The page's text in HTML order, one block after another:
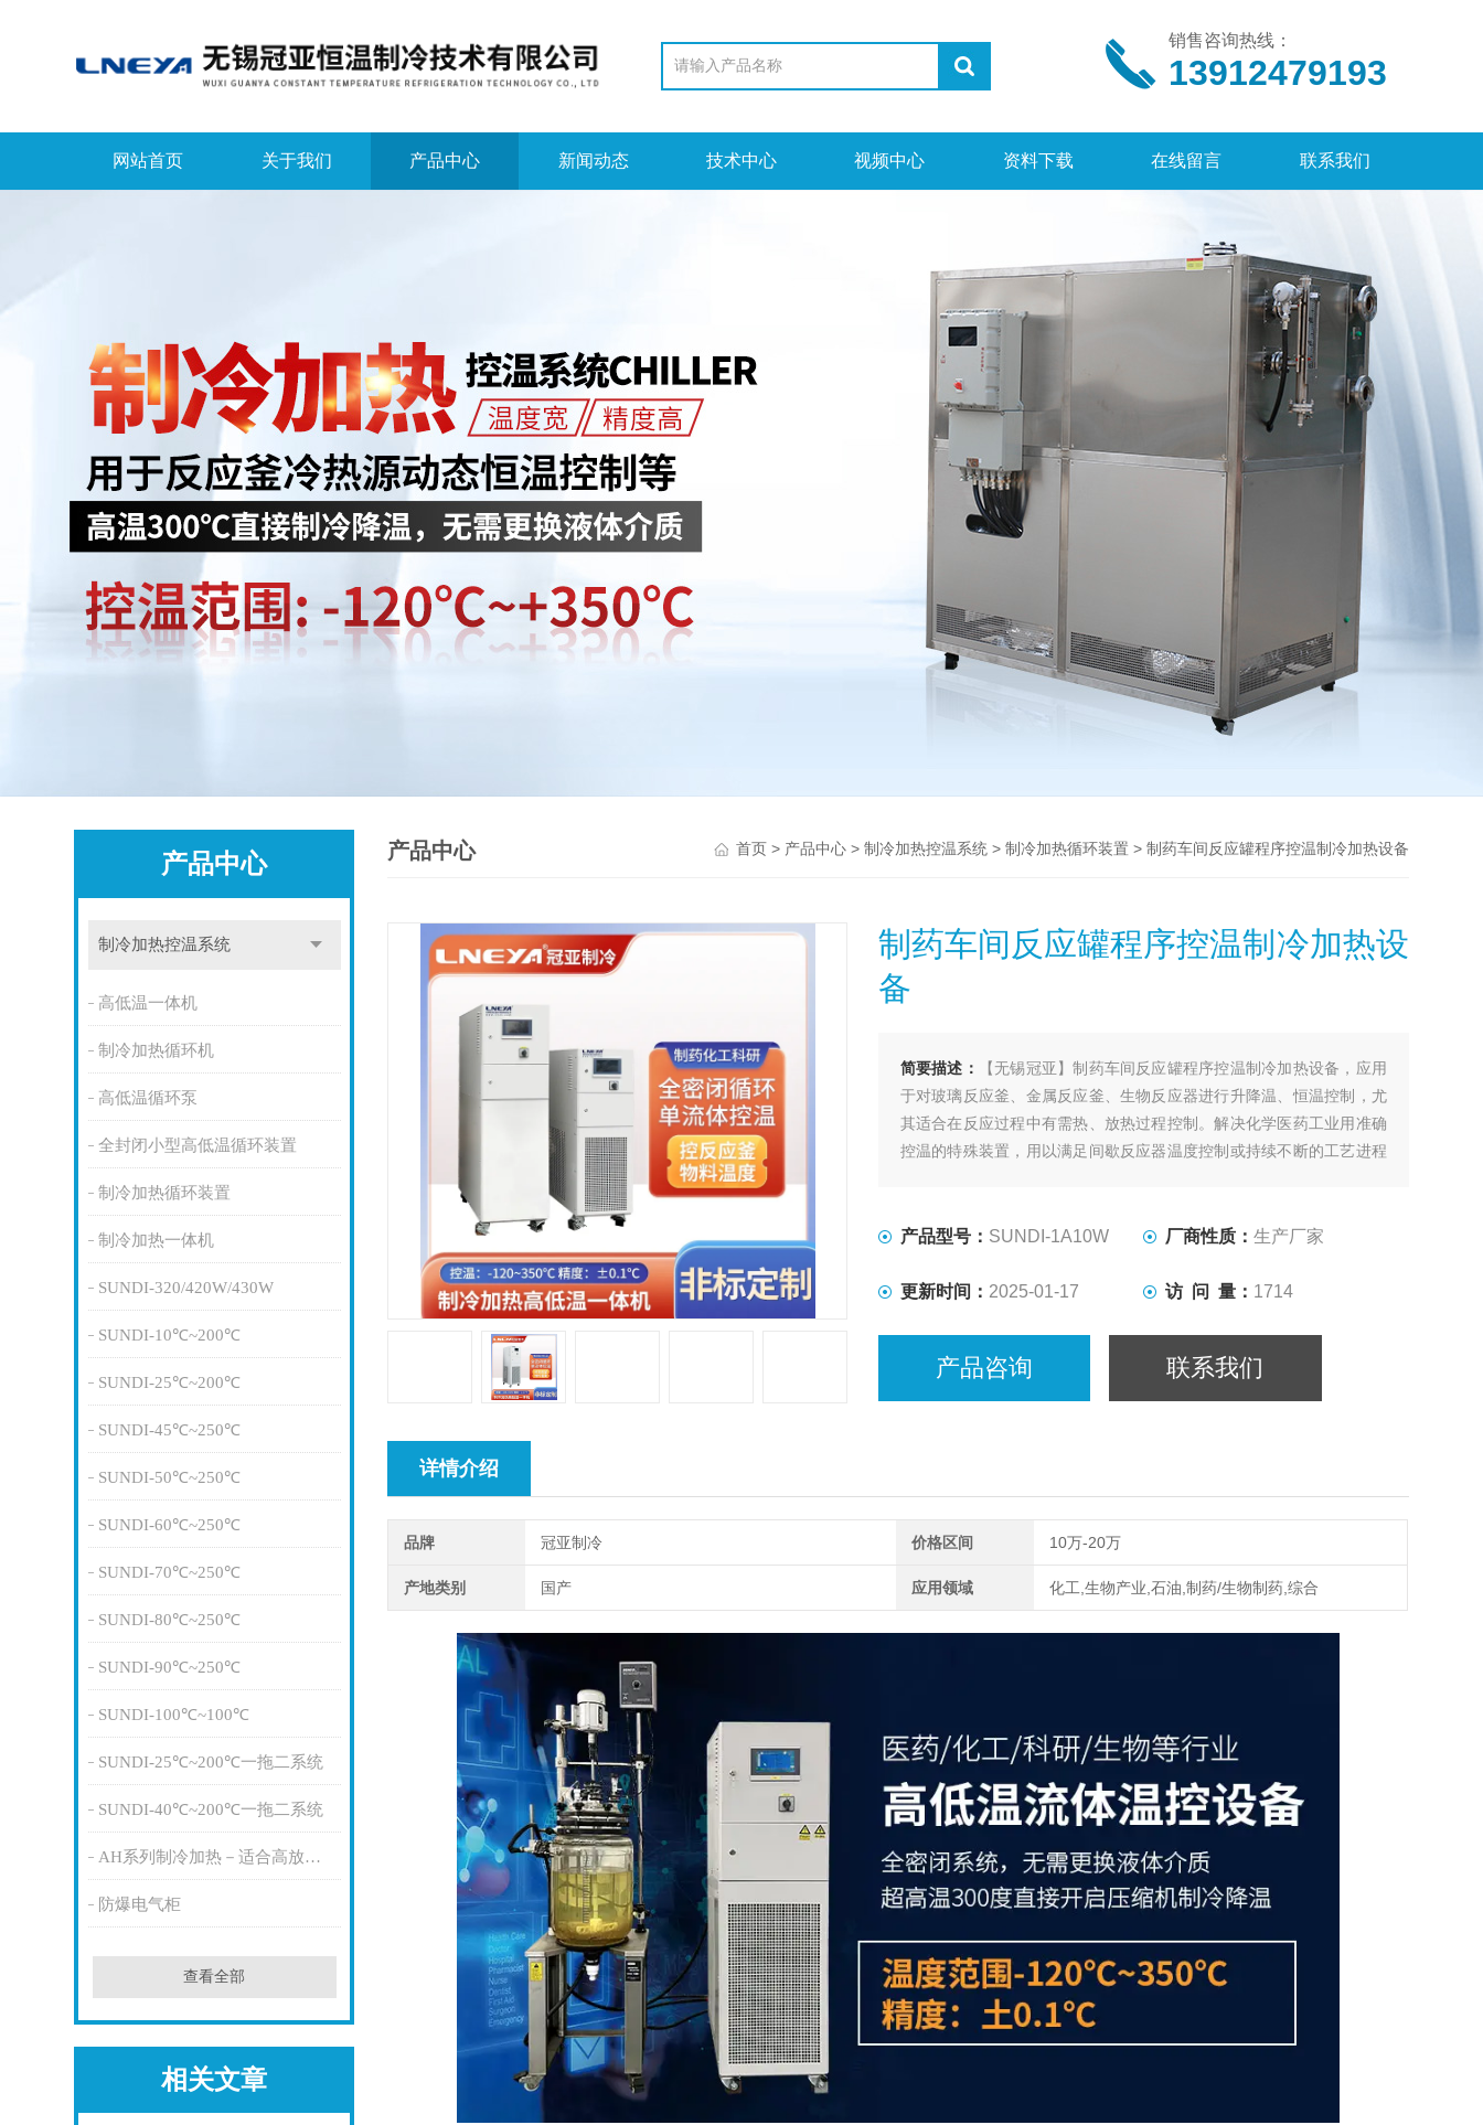
销售咨询热线：
13912479193
网站首页 关于我们 产品中心 新闻动态 技术中心 视频中心 资料下载 在线留言 联系我们
产品中心
制冷加热控温系统
高低温一体机
制冷加热循环机
高低温循环泵
全封闭小型高低温循环装置
制冷加热循环装置
制冷加热一体机
SUNDI-320/420W/430W
SUNDI-10℃~200℃
SUNDI-25℃~200℃
SUNDI-45℃~250℃
SUNDI-50℃~250℃
SUNDI-60℃~250℃
SUNDI-70℃~250℃
SUNDI-80℃~250℃
SUNDI-90℃~250℃
SUNDI-100℃~100℃
SUNDI-25℃~200℃一拖二系统
SUNDI-40℃~200℃一拖二系统
AH系列制冷加热－适合高放热量
防爆电气柜
查看全部
相关文章
产品中心 首页> 产品中心> 制冷加热控温系统> 制冷加热循环装置 > 制药车间反应罐程序控温制冷加热设备
制药车间反应罐程序控温制冷加热设
备
简要描述：
【无锡冠亚】制药车间反应罐程序控温制冷加热设备，应用
于对玻璃反应釜、金属反应釜、生物反应器进行升降温、恒温控制，尤
其适合在反应过程中有需热、放热过程控制。解决化学医药工业用准确
控温的特殊装置，用以满足间歇反应器温度控制或持续不断的工艺进程
产品型号： SUNDI-1A10W 厂商性质：生产厂家
更新时间： 2025-01-17 访 问 量： 1714
产品咨询 联系我们
详情介绍
品牌 冠亚制冷 价格区间 10万-20万
产地类别 国产 应用领域 化工,生物产业,石油,制药/生物制药,综合